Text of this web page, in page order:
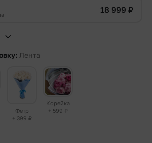
18 999 ₽
Лента
Фетр
+ 399 ₽
Корейка
+ 599 ₽